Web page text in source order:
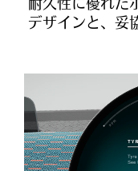
耐久性に優れた
デザインと、妥